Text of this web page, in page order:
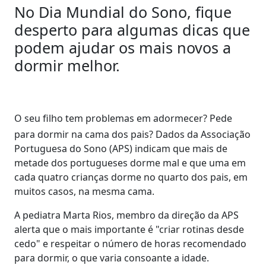
No Dia Mundial do Sono, fique
desperto para algumas dicas que
podem ajudar os mais novos a
dormir melhor.
O seu filho tem problemas em adormecer? Pede
para dormir na cama dos pais? Dados da Associação
Portuguesa do Sono (APS) indicam que mais de
metade dos portugueses dorme mal e que uma em
cada quatro crianças dorme no quarto dos pais, em
muitos casos, na mesma cama.
A pediatra Marta Rios, membro da direção da APS
alerta que o mais importante é "criar rotinas desde
cedo" e respeitar o número de horas recomendado
para dormir, o que varia consoante a idade.